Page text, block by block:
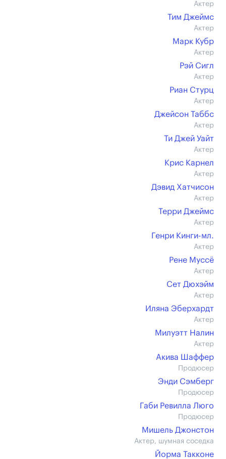
Актер
Тим Джеймс
Актер
Марк Кубр
Актер
Рэй Сигл
Актер
Риан Стурц
Актер
Джейсон Таббс
Актер
Ти Джей Уайт
Актер
Крис Карнел
Актер
Дэвид Хатчисон
Актер
Терри Джеймс
Актер
Генри Кинги-мл.
Актер
Рене Муссё
Актер
Сет Дюхэйм
Актер
Иляна Эберхардт
Актер
Милуэтт Налин
Актер
Акива Шаффер
Продюсер
Энди Сэмберг
Продюсер
Габи Ревилла Люго
Продюсер
Мишель Джонстон
Актер, шумная соседка
Йорма Такконе